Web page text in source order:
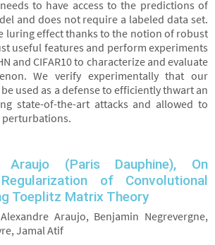
to have access to the predictions of
and does not require a labeled data set.
luring effect thanks to the notion of robust
useful features and perform experiments
and CIFAR10 to characterize and evaluate
We verify experimentally that our
used as a defense to efficiently thwart an
state-of-the-art attacks and allowed to
Araujo (Paris Dauphine), On
of Convolutional
Toeplitz Matrix Theory
Araujo, Benjamin Negrevergne,
Jamal Atif